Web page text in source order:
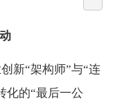
新“架构师”与“连
化的“最后一公